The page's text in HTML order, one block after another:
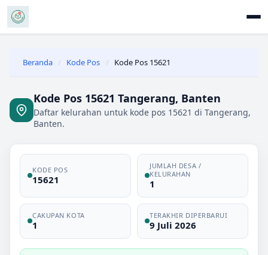
Beranda / Kode Pos / Kode Pos 15621
Kode Pos 15621 Tangerang, Banten
Daftar kelurahan untuk kode pos 15621 di Tangerang,
Banten.
KODE POS
15621
JUMLAH DESA /
KELURAHAN
1
CAKUPAN KOTA
1
TERAKHIR DIPERBARUI
9 Juli 2026